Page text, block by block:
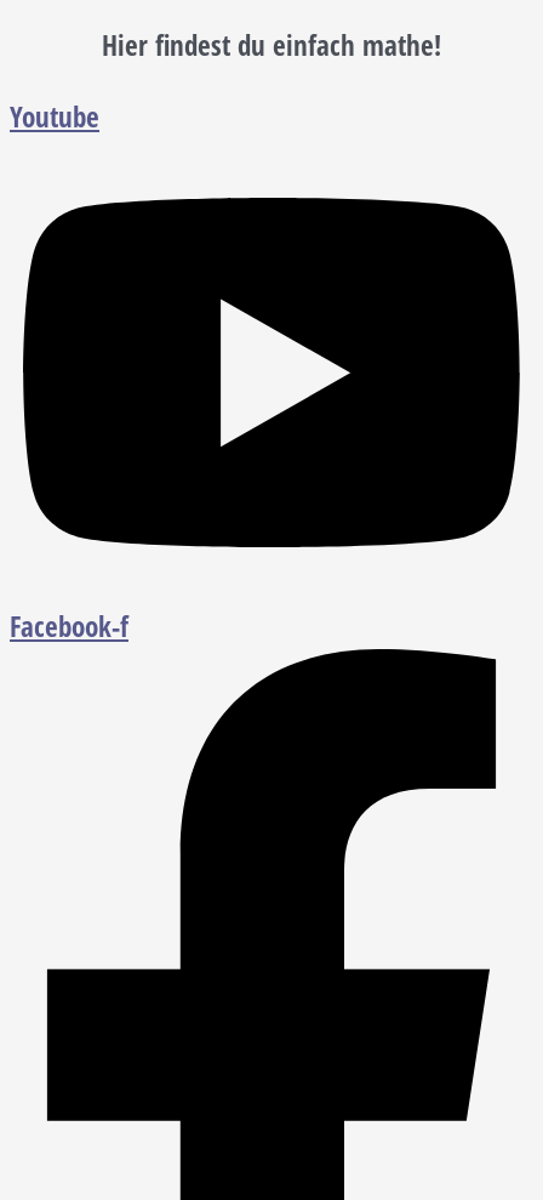
Hier findest du einfach mathe!
Youtube
Facebook-f